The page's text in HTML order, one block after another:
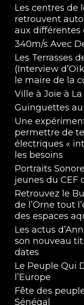
Les centres de
retrouvent
aux
340m/s Avec
Les Terrasses
(Interview
le maire de la
Ville à Joie à
Guinguettes
Une
permettre de
électriques «
les besoins
Portraits
jeunes du CEF
Retrouvez le
de l’Orne tout
des espaces
Les actus
son nouveau
dates
Le Peuple Qui
l’Europe
Fête des
Sénégal